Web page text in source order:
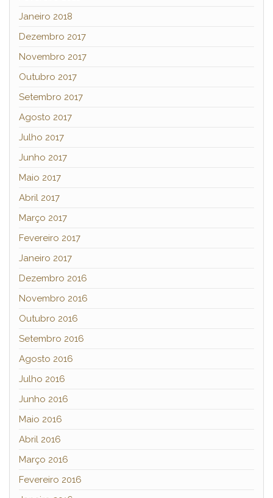
Janeiro 2018
Dezembro 2017
Novembro 2017
Outubro 2017
Setembro 2017
Agosto 2017
Julho 2017
Junho 2017
Maio 2017
Abril 2017
Março 2017
Fevereiro 2017
Janeiro 2017
Dezembro 2016
Novembro 2016
Outubro 2016
Setembro 2016
Agosto 2016
Julho 2016
Junho 2016
Maio 2016
Abril 2016
Março 2016
Fevereiro 2016